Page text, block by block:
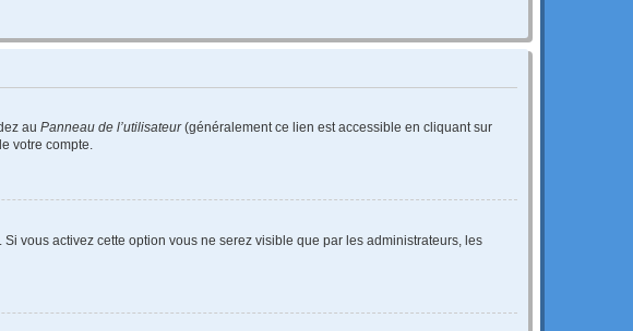
au Panneau de l’utilisateur(généralement ce lien est accessible en cliquant sur
votre compte.
. Si vous activez cette option vous ne serez visible que par les administrateurs, les